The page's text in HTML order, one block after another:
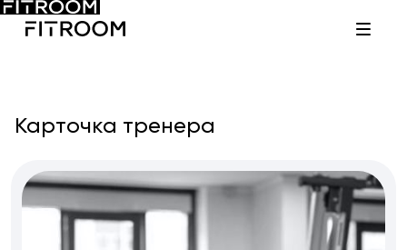
Карточка тренера